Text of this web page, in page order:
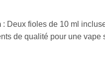
: Deux fioles de 10 ml
de qualité pour une vape